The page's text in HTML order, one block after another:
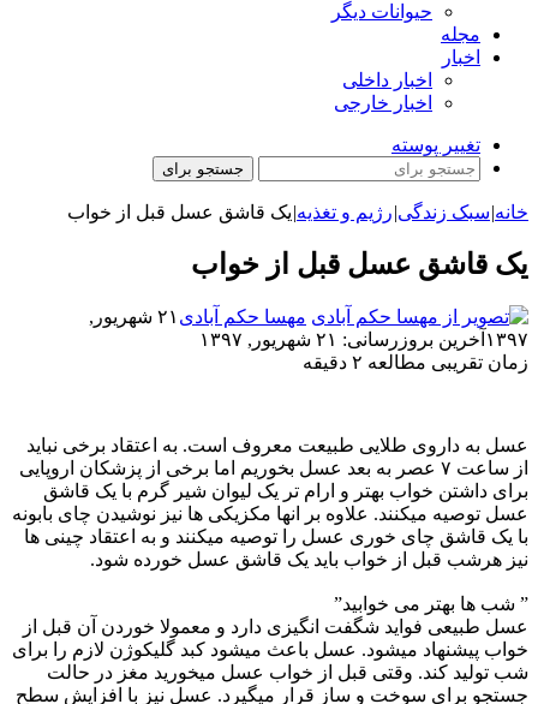
حیوانات دیگر
مجله
اخبار
اخبار داخلی
اخبار خارجی
تغییر پوسته
جستجو برای
خانه|سبک زندگی|رژیم و تغذیه|یک قاشق عسل قبل از خواب
یک قاشق عسل قبل از خواب
مهسا حکم آبادی
۲۱ شهریور,
۱۳۹۷ آخرین بروزرسانی: ۲۱ شهریور, ۱۳۹۷
زمان تقریبی مطالعه ۲ دقیقه
عسل به داروی طلایی طبیعت معروف است. به اعتقاد برخی نباید
از ساعت ۷ عصر به بعد عسل بخوریم اما برخی از پزشکان اروپایی
برای داشتن خواب بهتر و ارام تر یک لیوان شیر گرم با یک قاشق
عسل توصیه میکنند. علاوه بر انها مکزیکی ها نیز نوشیدن چای بابونه
با یک قاشق چای خوری عسل را توصیه میکنند و به اعتقاد چینی ها
نیز هرشب قبل از خواب باید یک قاشق عسل خورده شود.
” شب ها بهتر می خوابید”
عسل طبیعی فواید شگفت انگیزی دارد و معمولا خوردن آن قبل از
خواب پیشنهاد میشود. عسل باعث میشود کبد گلیکوژن لازم را برای
شب تولید کند. وقتی قبل از خواب عسل میخورید مغز در حالت
جستجو برای سوخت و ساز قرار میگیرد. عسل نیز با افزایش سطح